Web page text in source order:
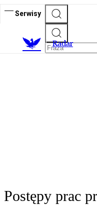
Serwisy
Radar
Postępy prac